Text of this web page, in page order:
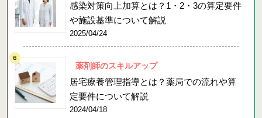
感染対策向上加算とは？1・2・3の算定要件
や施設基準について解説
2025/04/24
薬剤師のスキルアップ
居宅療養管理指導とは？薬局での流れや算
定要件について解説
2024/04/18